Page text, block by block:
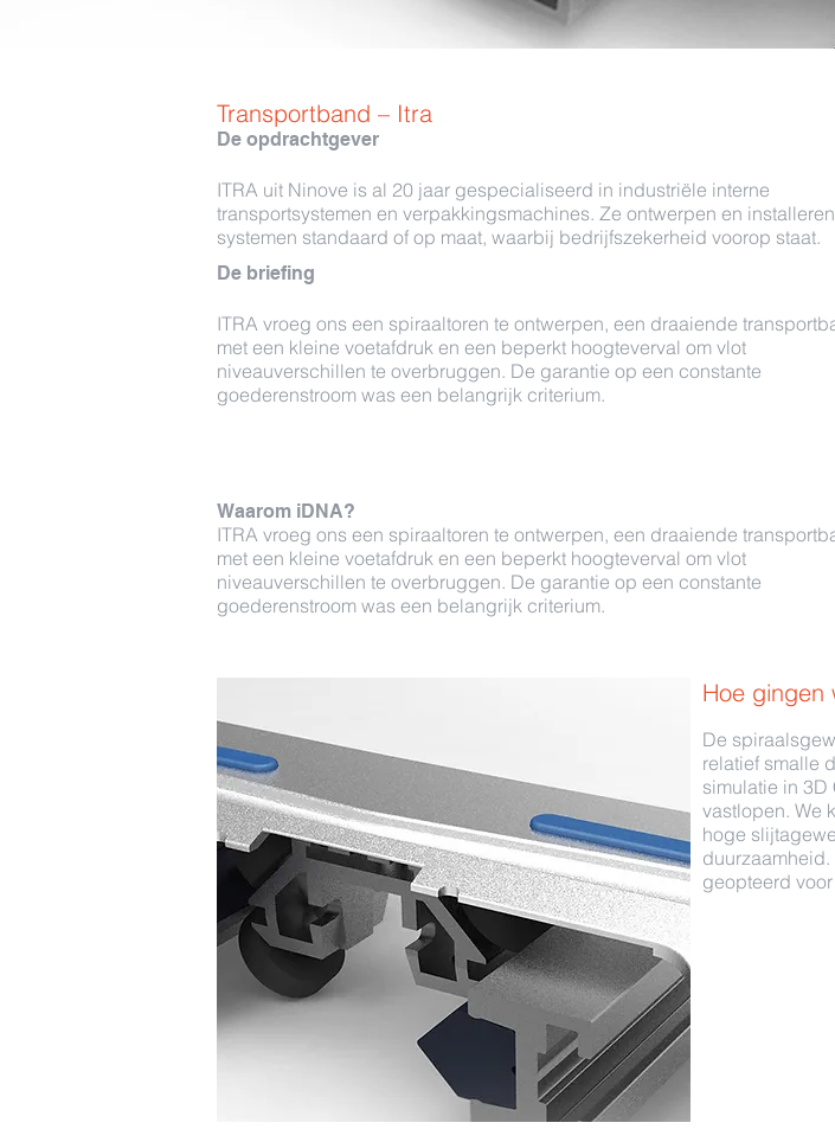
Transportband – Itra
De opdrachtgever
ITRA uit Ninove is al 20 jaar gespecialiseerd in industriële interne
transportsystemen en verpakkingsmachines. Ze ontwerpen en installeren
systemen standaard of op maat, waarbij bedrijfszekerheid voorop staat.
De briefing
ITRA vroeg ons een spiraaltoren te ontwerpen, een draaiende
met een kleine voetafdruk en een beperkt hoogteverval om vlot
niveauverschillen te overbruggen. De garantie op een constante
goederenstroom was een belangrijk criterium.
Waarom iDNA?
ITRA vroeg ons een spiraaltoren te ontwerpen, een draaiende
met een kleine voetafdruk en een beperkt hoogteverval om vlot
niveauverschillen te overbruggen. De garantie op een constante
goederenstroom was een belangrijk criterium.
Hoe gingen
De
relatief smalle
simulatie in 3D
vastlopen. We
hoge
geopteerd